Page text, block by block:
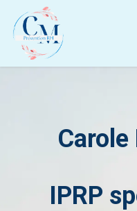
Se rendre au contenu
Carole
IPRP